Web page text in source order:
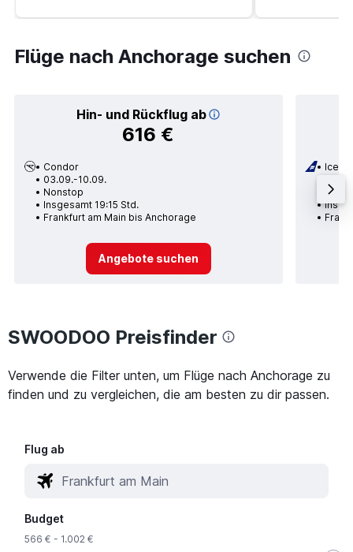
Flüge nach Anchorage suchen
Hin- und Rückflug ab
616 €
Condor
03.09.-10.09.
Nonstop
Insgesamt 19:15 Std.
Frankfurt am Main bis Anchorage
Angebote suchen
2
SWOODOO Preisfinder
Verwende die Filter unten, um Flüge nach Anchorage zu
finden und zu vergleichen, die am besten zu dir passen.
Flug ab
Budget
566 € - 1.002 €